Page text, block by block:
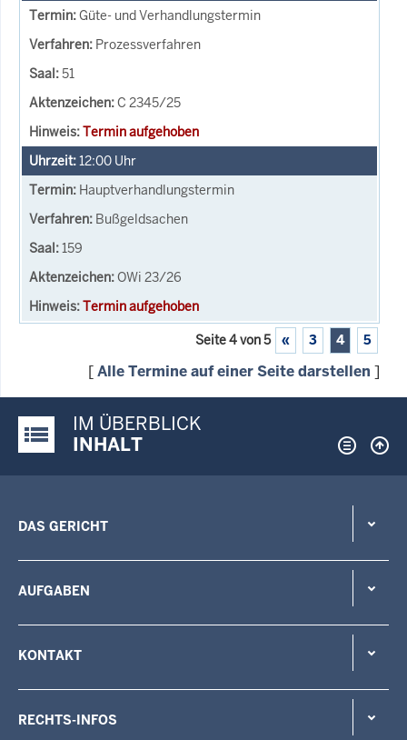
Güte- und Verhandlungstermin
Prozessverfahren
51
C 2345/25
Termin aufgehoben
12:00 Uhr
Hauptverhandlungstermin
Bußgeldsachen
159
OWi 23/26
Termin aufgehoben
Seite 4 von 5 « 3 4 5
[Alle Termine auf einer Seite darstellen ]
Justiz-Portal im Überblick:
IM ÜBERBLICK
INHALT
DAS GERICHT
AUFGABEN
KONTAKT
RECHTS-INFOS